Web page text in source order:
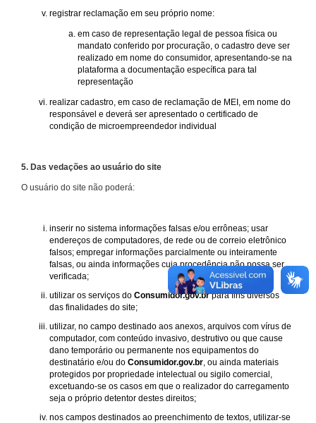
registrar reclamação em seu próprio nome:
em caso de representação legal de pessoa física ou
mandato conferido por procuração, o cadastro deve ser
realizado em nome do consumidor, apresentando-se na
plataforma a documentação específica para tal
representação
realizar cadastro, em caso de reclamação de MEI, em nome do
responsável e deverá ser apresentado o certificado de
condição de microempreendedor individual
5. Das vedações ao usuário do site
O usuário do site não poderá:
inserir no sistema informações falsas e/ou errôneas; usar
endereços de computadores, de rede ou de correio eletrônico
falsos; empregar informações parcialmente ou inteiramente
falsas, ou ainda informações cuja procedência não possa ser
verificada;
utilizar os serviços do Consumidor.gov.brpara fins diversos
das finalidades do site;
utilizar, no campo destinado aos anexos, arquivos com vírus de
computador, com conteúdo invasivo, destrutivo ou que cause
dano temporário ou permanente nos equipamentos do
destinatário e/ou do Consumidor.gov.br , ou ainda materiais
protegidos por propriedade intelectual ou sigilo comercial,
excetuando-se os casos em que o realizador do carregamento
seja o próprio detentor destes direitos;
nos campos destinados ao preenchimento de textos, utilizar-se